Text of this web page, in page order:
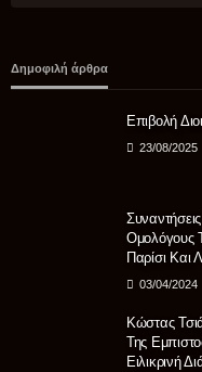
Θανάσης Καββαδάς:
στις επιζωοτίες 12,5
Δημοφιλή άρθρα
Επιβολή
23/08/2025
Ομολόγους
Παρίσι Και
03/04/2024
Κώστας
Της
Ειλικρινή